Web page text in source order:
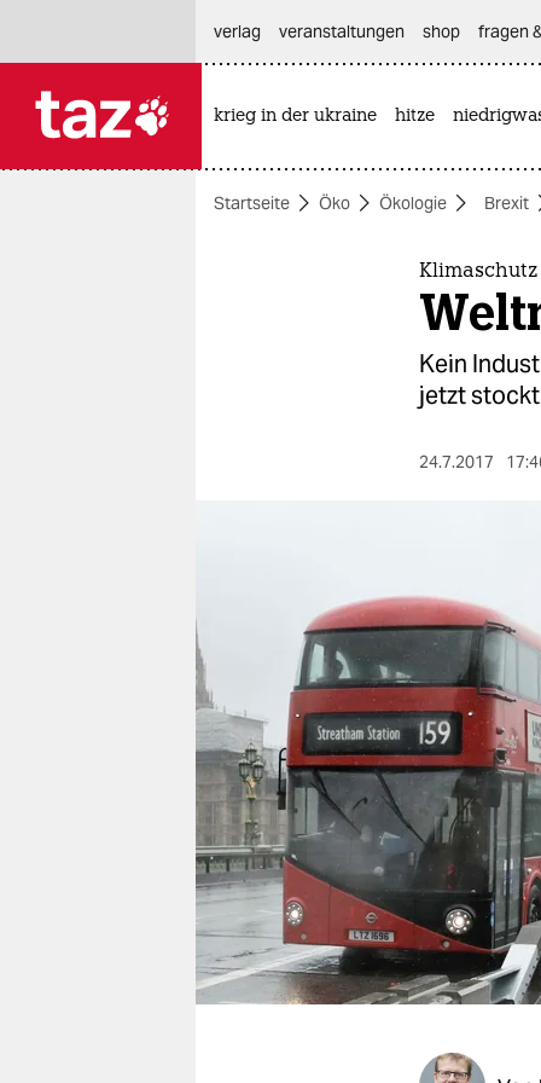
themen
wahrheit
verlag
verlag
veranstaltungen
shop
fragen & hilfe
unterstützen
verlag
veranstaltungen shop fragen
krieg in der ukraine hitze
Startseite Öko Ökologie Brexit
Kein
jetzt
24.7.2017